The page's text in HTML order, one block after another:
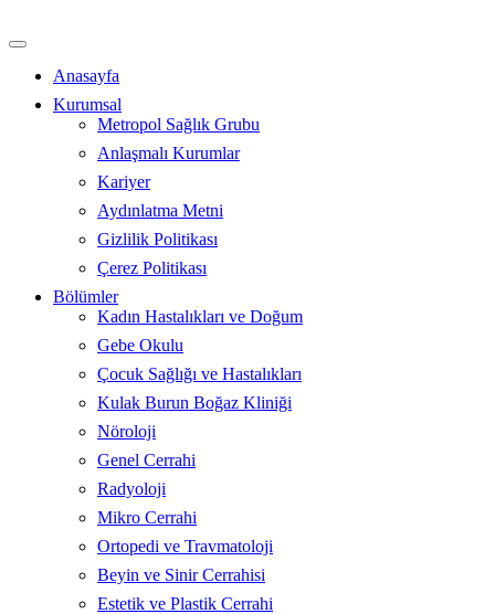
atla
Anasayfa
Kurumsal
Metropol Sağlık Grubu
Anlaşmalı Kurumlar
Kariyer
Aydınlatma Metni
Gizlilik Politikası
Çerez Politikası
Bölümler
Kadın Hastalıkları ve Doğum
Gebe Okulu
Çocuk Sağlığı ve Hastalıkları
Kulak Burun Boğaz Kliniği
Nöroloji
Genel Cerrahi
Radyoloji
Mikro Cerrahi
Ortopedi ve Travmatoloji
Beyin ve Sinir Cerrahisi
Estetik ve Plastik Cerrahi